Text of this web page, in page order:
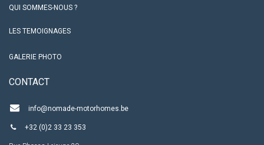
QUI SOMMES-NOUS ?
LES TEMOIGNAGES
GALERIE PHOTO
CO​NTACT
info@nomade-motorhomes.be
+32 (0)2 33 23 353